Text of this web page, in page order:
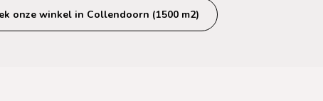
onze winkel in Collendoorn (1500 m2)